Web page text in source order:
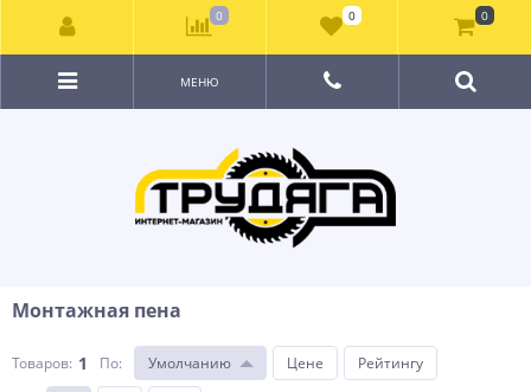
МЕНЮ
Монтажная пена
Товаров: 1 По: Умолчанию Цене
Рейтингу
0 0 0